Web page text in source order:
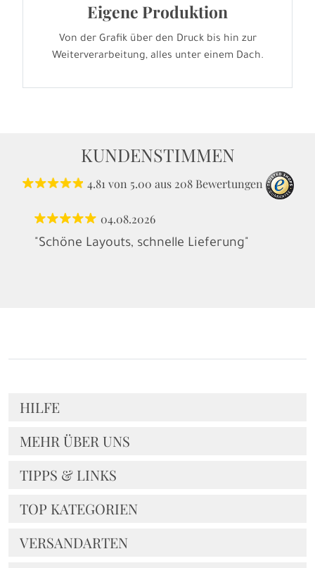
Eigene Produktion
Von der Grafik über den Druck bis hin zur
Weiterverarbeitung, alles unter einem Dach.
KUNDENSTIMMEN
4.81von 5.00 aus 208 Bewertungen
04.08.2026
"Schöne Layouts, schnelle Lieferung"
HILFE
MEHR ÜBER UNS
TIPPS & LINKS
TOP KATEGORIEN
VERSANDARTEN